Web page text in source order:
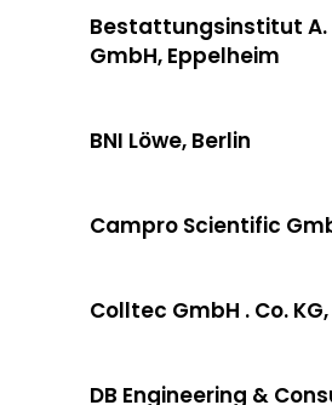
Bestattungsinstitut A.
GmbH, Eppelheim
BNI Löwe, Berlin
Campro Scientific
Colltec GmbH . Co.
DB Engineering &